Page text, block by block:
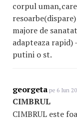
corpul
majore de
adapteaza
putini o st.
georgeta pe 6 Iun
CIMBRUL
CIMBRUL este